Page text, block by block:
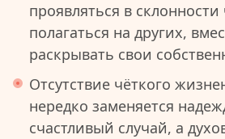
проявляться в склонности
полагаться на других,
раскрывать свои
Отсутствие чёткого
нередко заменяется
счастливый случай, а